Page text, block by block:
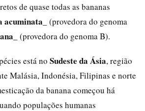
de quase todas as bananas
acuminata_
(provedora do genoma
(provedora do genoma B).
está no Sudeste da Ásia, região
Malásia, Indonésia, Filipinas e norte
da banana começou há
populações humanas